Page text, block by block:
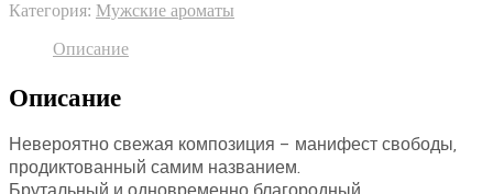
Категория: Мужские ароматы
Описание
Описание
Невероятно свежая композиция – манифест свободы,
продиктованный самим названием.